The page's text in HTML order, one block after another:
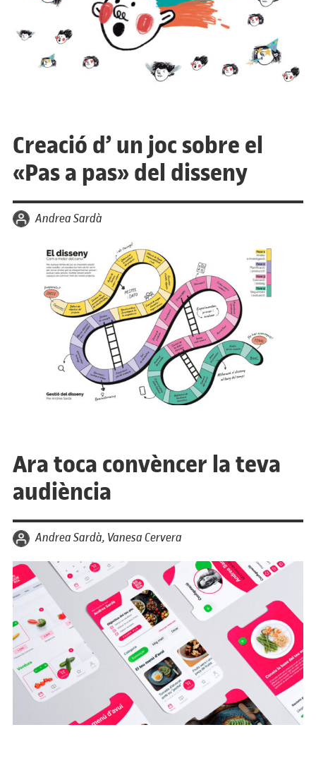
Creació d’ un joc sobre el
«Pas a pas» del disseny
per Andrea Sardà
Ara toca convèncer la teva
audiència
per Andrea Sardà, Vanesa Cervera